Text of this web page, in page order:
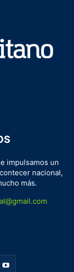
impulsamos un
nacional,
más.